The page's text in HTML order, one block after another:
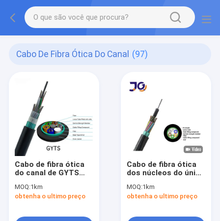
Cabo De Fibra Ótica Do Canal (97)
Cabo de fibra ótica
do canal de GYTS
MOQ:1km
obtenha o ultimo preço
Cabo de fibra ótica
dos núcleos do único
canal aéreo
MOQ:1km
obtenha o ultimo preço